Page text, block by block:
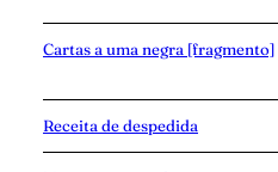
Cartas a uma negra [fragmento]
Receita de despedida